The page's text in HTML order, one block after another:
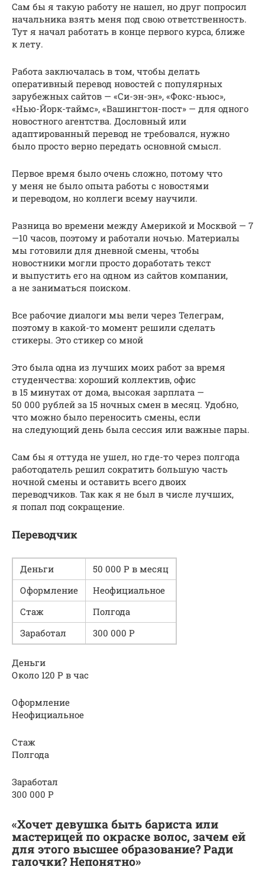
Сам бы я такую работу не нашел, но друг попросил
начальника взять меня под свою ответственность.
Тут я начал работать в конце первого курса, ближе
к лету.
Работа заключалась в том, чтобы делать
оперативный перевод новостей с популярных
зарубежных сайтов — «Си-эн-эн», «Фокс-ньюс»,
«Нью-Йорк-таймс», «Вашингтон-пост» — для одного
новостного агентства. Дословный или
адаптированный перевод не требовался, нужно
было просто верно передать основной смысл.
Первое время было очень сложно, потому что
у меня не было опыта работы с новостями
и переводом, но коллеги всему научили.
Разница во времени между Америкой и Москвой — 7
—10 часов, поэтому и работали ночью. Материалы
мы готовили для дневной смены, чтобы
новостники могли просто доработать текст
и выпустить его на одном из сайтов компании,
а не заниматься поиском.
Все рабочие диалоги мы вели через Телеграм,
поэтому в какой-то момент решили сделать
стикеры. Это стикер со мной
Это была одна из лучших моих работ за время
студенчества: хороший коллектив, офис
в 15 минутах от дома, высокая зарплата —
50 000 рублей за 15 ночных смен в месяц. Удобно,
что можно было переносить смены, если
на следующий день была сессия или важные пары.
Сам бы я оттуда не ушел, но где-то через полгода
работодатель решил сократить большую часть
ночной смены и оставить всего двоих
переводчиков. Так как я не был в числе лучших,
я попал под сокращение.
Переводчик
Деньги
50 000 Р в месяц
Оформление
Неофициальное
Стаж
Полгода
Заработал
300 000 Р
Деньги
Около 120 Р в час
Оформление
Неофициальное
Стаж
Полгода
Заработал
300 000 Р
«Хочет девушка быть бариста или
мастерицей по окраске волос, зачем ей
для этого высшее образование? Ради
галочки? Непонятно»